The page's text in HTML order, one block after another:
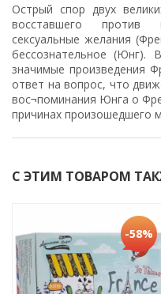
Острый спор двух
восставшего против
сексуальные желания
бессознательное (Юнг).
значимые произведения
ответ на вопрос, что
вос¬поминания Юнга о
причинах произошедшего
С ЭТИМ ТОВАРОМ
-58%